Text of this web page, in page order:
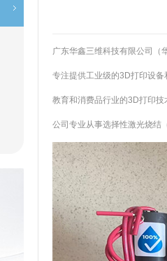
广东华鑫三维科技有限公司（
专注提供工业级的3D打印设
教育和消费品行业的3D打印技
公司专业从事选择性激光烧结